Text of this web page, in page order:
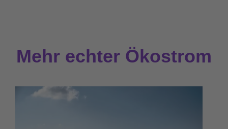
Mehr echter Ökostrom